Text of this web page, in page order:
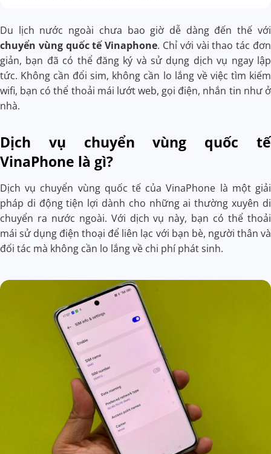
Du lịch nước ngoài chưa bao giờ dễ dàng đến thế với
chuyển vùng quốc tế Vinaphone. Chỉ với vài thao tác đơn
giản, bạn đã có thể đăng ký và sử dụng dịch vụ ngay lập
tức. Không cần đổi sim, không cần lo lắng về việc tìm kiếm
wifi, bạn có thể thoải mái lướt web, gọi điện, nhắn tin như ở
nhà.
Dịch vụ chuyển vùng quốc tế
VinaPhone là gì?
Dịch vụ chuyển vùng quốc tế của VinaPhone là một giải
pháp di động tiện lợi dành cho những ai thường xuyên di
chuyển ra nước ngoài. Với dịch vụ này, bạn có thể thoải
mái sử dụng điện thoại để liên lạc với bạn bè, người thân và
đối tác mà không cần lo lắng về chi phí phát sinh.